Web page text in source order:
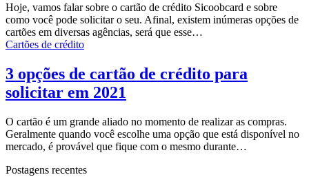
Hoje, vamos falar sobre o cartão de crédito Sicoobcard e sobre
como você pode solicitar o seu. Afinal, existem inúmeras opções de
cartões em diversas agências, será que esse…
Cartões de crédito
3 opções de cartão de crédito para
solicitar em 2021
O cartão é um grande aliado no momento de realizar as compras.
Geralmente quando você escolhe uma opção que está disponível no
mercado, é provável que fique com o mesmo durante…
Postagens recentes